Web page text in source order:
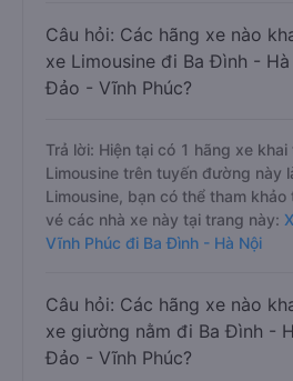
Câu hỏi: Các hãng xe nào
xe Limousine đi Ba Đình -
Đảo - Vĩnh Phúc?
Trả lời: Hiện tại có 1 hãng xe
Limousine trên tuyến đường này
Limousine, bạn có thể tham
vé các nhà xe này tại trang này:
Vĩnh Phúc đi Ba Đình - Hà Nội
Câu hỏi: Các hãng xe nào
xe giường nằm đi Ba Đình -
Đảo - Vĩnh Phúc?